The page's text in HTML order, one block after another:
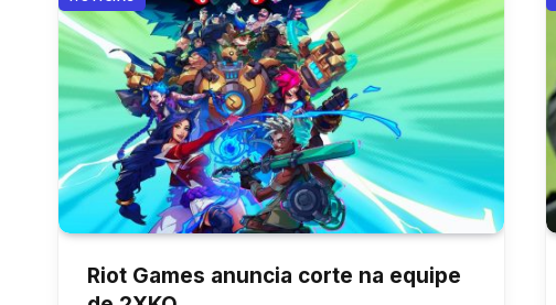
Riot Games anuncia corte na equipe